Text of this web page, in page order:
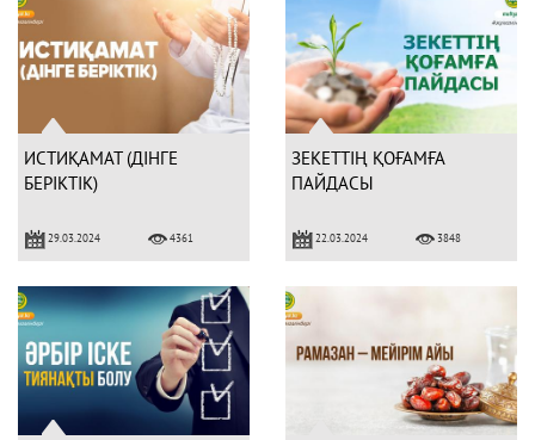
ИСТИҚАМАТ (ДІНГЕ
БЕРІКТІК)
29.03.2024 4361
ЗЕКЕТТІҢ ҚОҒАМҒА
ПАЙДАСЫ
22.03.2024 3848